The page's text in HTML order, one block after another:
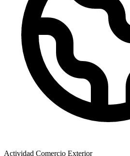
Actividad Comercio Exterior